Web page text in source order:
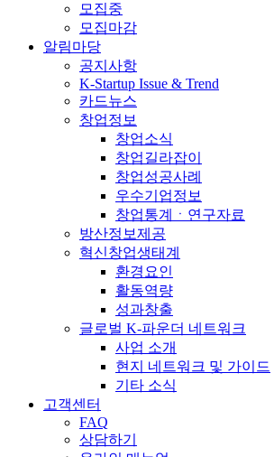
모집중
모집마감
알림마당
공지사항
K-Startup Issue & Trend
카드뉴스
창업정보
창업소식
창업길라잡이
창업성공사례
우수기업정보
창업통계ㆍ연구자료
방산정보제공
혁신창업생태계
환경요인
활동역량
성과창출
글로벌 K-파운더 네트워크
사업 소개
현지 네트워크 및 가이드
기타 소식
고객센터
FAQ
상담하기